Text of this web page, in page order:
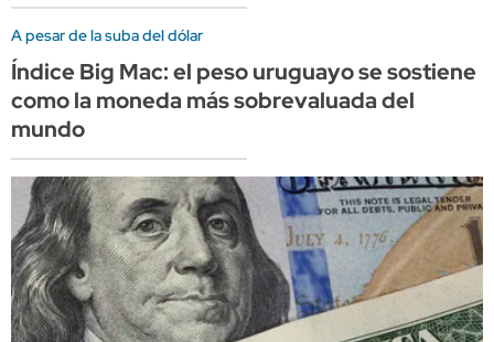
A pesar de la suba del dólar
Índice Big Mac: el peso uruguayo se sostiene
como la moneda más sobrevaluada del
mundo